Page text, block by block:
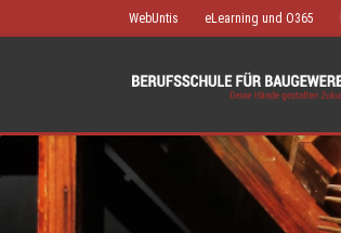
WebUntis eLearning und O365